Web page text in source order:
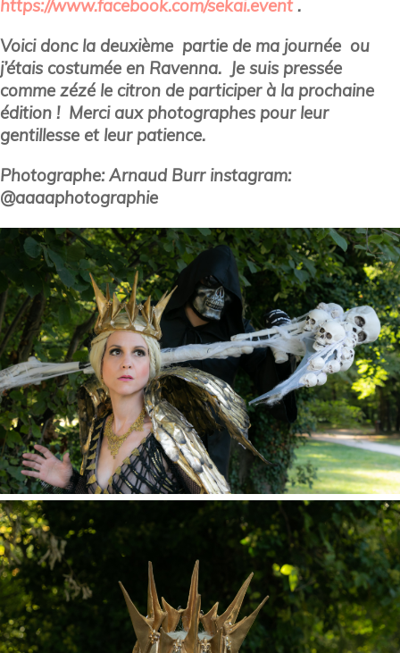
https://www.facebook.com/sekai.event.
Voici donc la deuxième partie de ma journée ou
j’étais costumée en Ravenna. Je suis pressée
comme zézé le citron de participer à la prochaine
édition ! Merci aux photographes pour leur
gentillesse et leur patience.
Photographe: Arnaud Burr instagram:
@aaaaphotographie